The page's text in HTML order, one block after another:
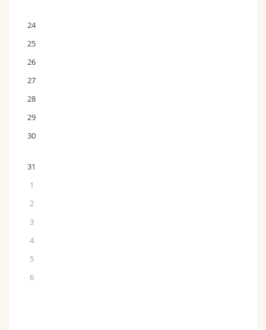
24
25
26
27
28
29
30
31
1
2
3
4
5
6